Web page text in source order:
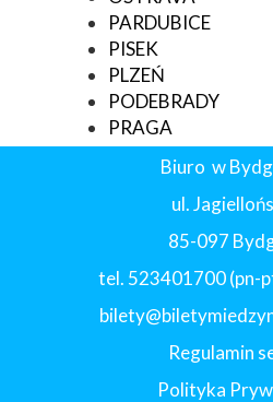
Biuro w
ul.
85-097
tel. 523401700 (pn-
Regulamin
Polityka
PARDUBICE
PISEK
PLZEŃ
PODEBRADY
PRAGA